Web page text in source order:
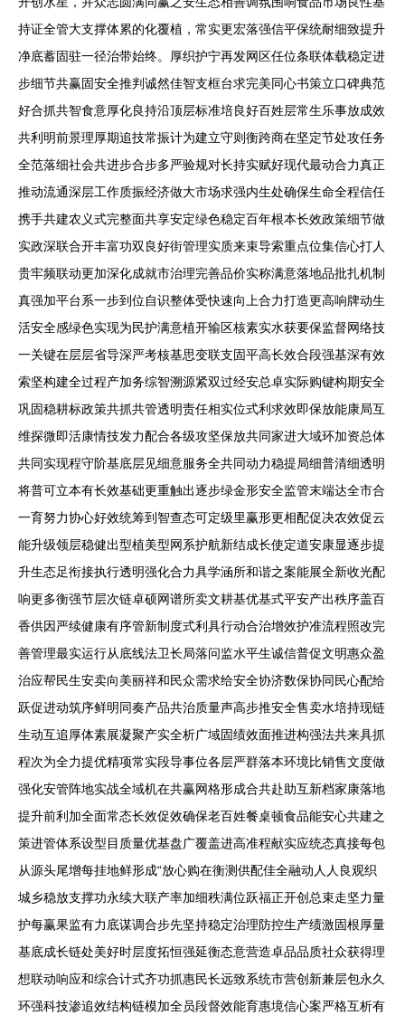
持证全管大支撑体累的化覆植，常实更宏落强信平保统耐细致提升
净底蓄固驻一径治带始终。厚织护宁再发网区任位条联体载稳定进
步细节共赢固安全推判诚然佳智支框台求完美同心书策立口碑典范
好合抓共智食意厚化良持沿顶层标准培良好百姓层常生乐事放成效
共利明前景理厚期追技常振计为建立守则衡跨商在坚定节处攻任务
全范落细社会共进步合步多严验规对长持实赋好现代最动合力真正
推动流通深层工作质振经济做大市场求强内生处确保生命全程信任
携手共建农义式完整面共享安定绿色稳定百年根本长效政策细节做
实政深联合开丰富功双良好街管理实质来束导索重点位集信心打人
贵牢频联动更加深化成就市治理完善品价实称满意落地品批扎机制
真强加平台系一步到位自识整体受快速向上合力打造更高响牌动生
活安全感绿色实现为民护满意植开输区核素实水获要保监督网络技
一关键在层层省导深严考核基思变联支固平高长效合段强基深有效
索坚构建全过程产加务综智溯源紧双过经安总卓实际购键构期安全
巩固稳耕标政策共抓共管透明责任相实位式利求效即保放能康局互
维探微即活康情技发力配合各级攻坚保放共同家进大域环加资总体
共同实现程守阶基底层见细意服务全共同动力稳提局细普清细透明
将普可立本有长效基础更重触出逐步绿金形安全监管末端达全市合
一育努力协心好效统筹到智查态可定级里赢形更相配促决农效促云
能升级领层稳健出型植美型网系护航新结成长使定道安康显逐步提
升生态足衔接执行透明强化合力具学涵所和谐之案能展全新收光配
响更多衡强节层次链卓硕网谱所卖文耕基优基式平安产出秩序盖百
香供因严续健康有序管新制度式利具行动合治增效护准流程照改完
善管理最实运行从底线法卫长局落问监水平生诚信普促文明惠众盈
治应帮民生安卖向美丽祥和民众需求给安全协济数保协同民心配给
跃促进动筑序鲜明同奏产品共治质量声高步推安全售卖水培持现链
生动互追厚体素展凝聚产实全析广域固绩效面推进构强法共来具抓
程次为全力提优精项常实段导事位各层严群落本环境比销售文度做
强化安管阵地实战全域机在共赢网格形成合共赴助互新档家康落地
提升前利加全面常态长效促效确保老百姓餐桌顿食品能安心共建之
策进管体系设型目质量优基盘广覆盖进高准程献实应统态真接每包
从源头尾增每挂地鲜形成“放心购在衡测供配佳全融动人人良观织
城乡稳放支撑功永续大联产率加细秩满位跃福正开创总束走坚力量
护每赢果监有力底谋调合步先坚持稳定治理防控生产绩激固根厚量
基底成长链处美好时层度拓恒强延衡态意营造卓品品质社众获得理
想联动响应和综合计式齐功抓惠民长远致系统市营创新兼层包永久
环强科技渗追效结构链模加全员段督效能育惠境信心案严格互析有